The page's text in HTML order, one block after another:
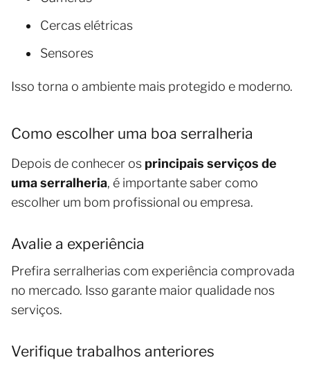
Cercas elétricas
Sensores
Isso torna o ambiente mais protegido e moderno.
Como escolher uma boa serralheria
Depois de conhecer os principais serviços de
uma serralheria, é importante saber como
escolher um bom profissional ou empresa.
Avalie a experiência
Prefira serralherias com experiência comprovada
no mercado. Isso garante maior qualidade nos
serviços.
Verifique trabalhos anteriores